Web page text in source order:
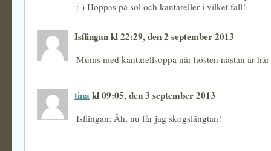
:-) Hoppas på sol och kantareller i vilket fall!
Isflingan kl 22:29, den 2 september 2013
Mums med kantarellsoppa när hösten nästan är
tina kl 09:05, den 3 september 2013
Isflingan: Åh, nu får jag skogslängtan!